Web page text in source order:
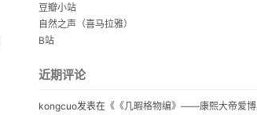
豆瓣小站
自然之声（喜马拉雅）
B站
近期评论
kongcuo发表在《 《几暇格物编》——康熙大帝爱博